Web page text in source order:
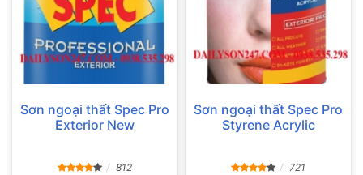
Sơn ngoại thất Spec Pro
Exterior New
812
Sơn ngoại thất Spec Pro
Styrene Acrylic
721